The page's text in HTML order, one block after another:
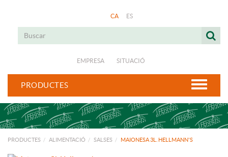
CA ES
EMPRESA SITUACIÓ
PRODUCTES
PRODUCTES ALIMENTACIÓ SALSES MAIONESA 3L. HELLMANN'S